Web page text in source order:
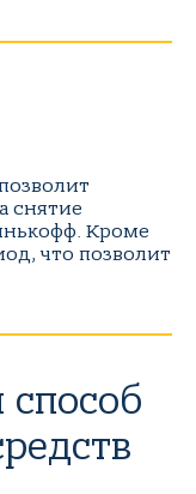
снятие
Кроме
что позволит